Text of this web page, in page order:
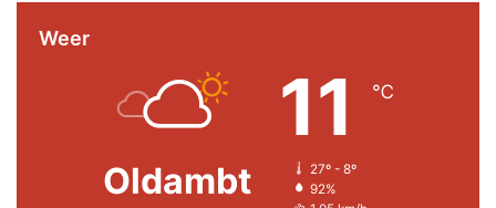
Weer
Oldambt
11 ℃
27º - 8º
92%